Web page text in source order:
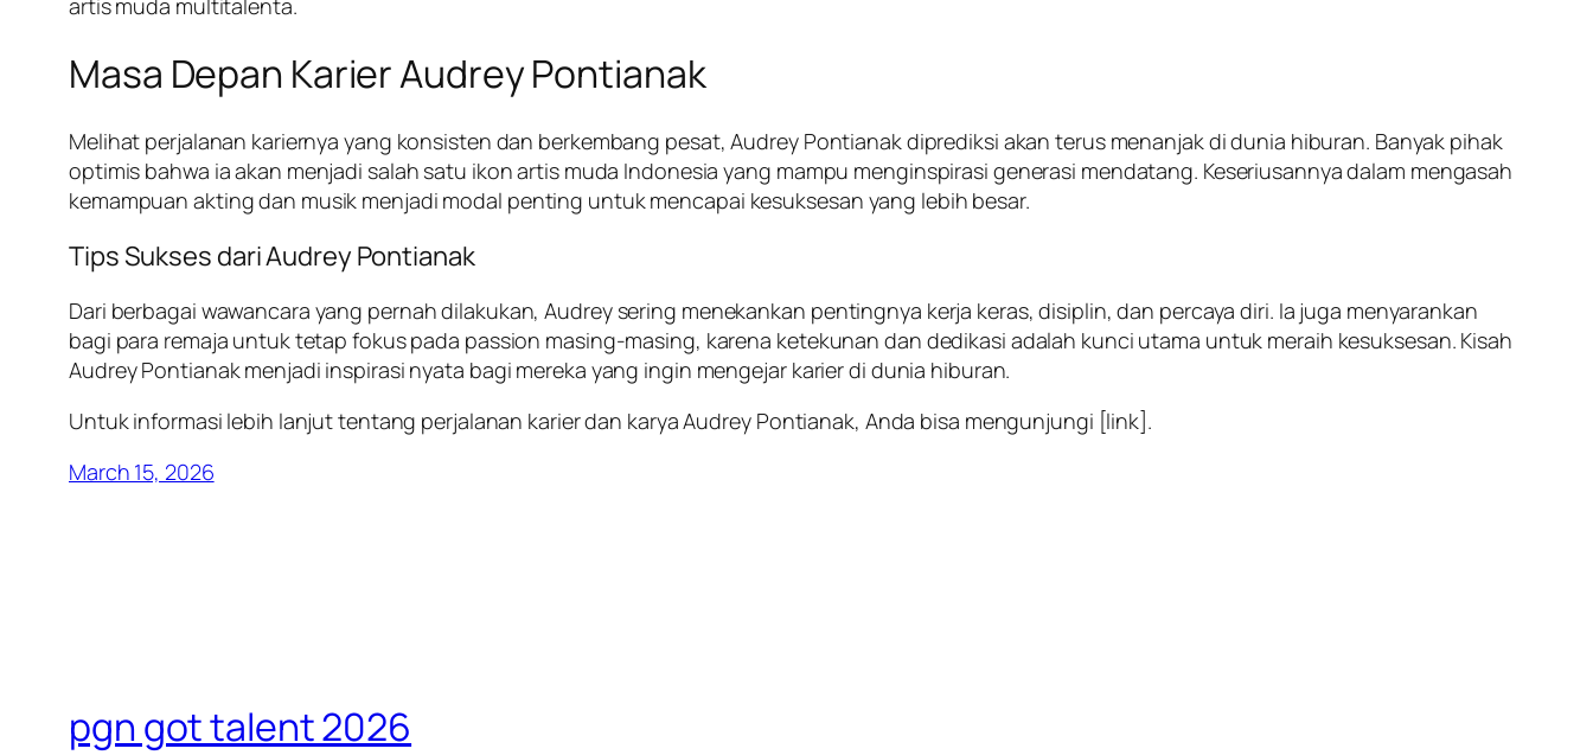
Masa Depan Karier Audrey Pontianak
Melihat perjalanan kariernya yang konsisten dan berkembang pesat, Audrey Pontianak diprediksi akan terus menanjak di dunia hiburan. Banyak pihak
optimis bahwa ia akan menjadi salah satu ikon artis muda Indonesia yang mampu menginspirasi generasi mendatang. Keseriusannya dalam mengasah
kemampuan akting dan musik menjadi modal penting untuk mencapai kesuksesan yang lebih besar.
Tips Sukses dari Audrey Pontianak
Dari berbagai wawancara yang pernah dilakukan, Audrey sering menekankan pentingnya kerja keras, disiplin, dan percaya diri. Ia juga menyarankan
bagi para remaja untuk tetap fokus pada passion masing-masing, karena ketekunan dan dedikasi adalah kunci utama untuk meraih kesuksesan. Kisah
Audrey Pontianak menjadi inspirasi nyata bagi mereka yang ingin mengejar karier di dunia hiburan.
Untuk informasi lebih lanjut tentang perjalanan karier dan karya Audrey Pontianak, Anda bisa mengunjungi [link].
March 15, 2026
pgn got talent 2026